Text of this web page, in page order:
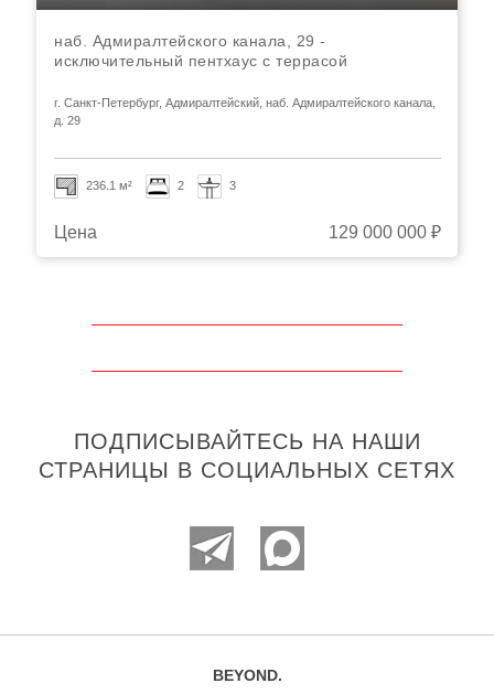
наб. Адмиралтейского канала, 29 -
исключительный пентхаус с террасой
г. Санкт-Петербург, Адмиралтейский, наб. Адмиралтейского канала,
д. 29
236.1 м² 2 3
Цена 129 000 000 ₽
ПОДПИСЫВАЙТЕСЬ НА НАШИ
СТРАНИЦЫ В СОЦИАЛЬНЫХ СЕТЯХ
BEYOND.